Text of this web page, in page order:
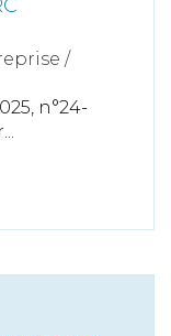
/
n°24-